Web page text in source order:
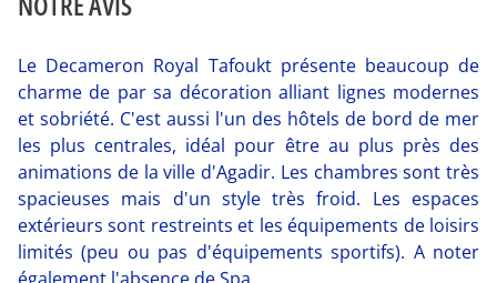
Le Decameron Royal Tafoukt présente beaucoup de
charme de par sa décoration alliant lignes modernes
et sobriété. C'est aussi l'un des hôtels de bord de mer
les plus centrales, idéal pour être au plus près des
animations de la ville d'Agadir. Les chambres sont très
spacieuses mais d'un style très froid. Les espaces
extérieurs sont restreints et les équipements de loisirs
limités (peu ou pas d'équipements sportifs). A noter